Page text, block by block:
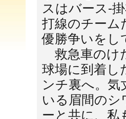
スはバース-
打線のチーム
優勝争いを
救急車のけ
球場に到着し
ンチ裏へ。
いる眉間の
ーと共に、